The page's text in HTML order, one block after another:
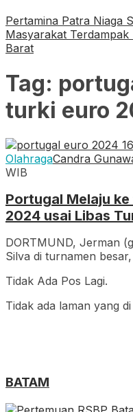
Pertamina Patra Niaga
Masyarakat
Barat
Tag:
turki euro
OlahragaCandra
WIB
Portugal Melaju ke
2024 usai Libas
DORTMUND, Jerman
Silva di turnamen
Tidak Ada Pos Lagi.
Tidak ada laman yang
BATAM